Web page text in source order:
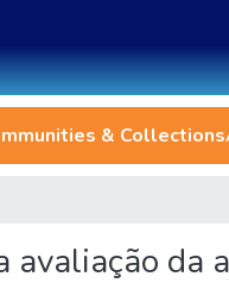
& Collections
da